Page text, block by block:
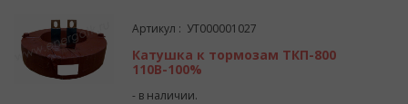
Артикул : УТ000001027
Катушка к тормозам ТКП-800
110В-100%
- в наличии.